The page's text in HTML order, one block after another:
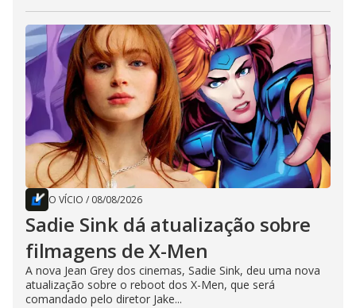
O VÍCIO / 08/08/2026
Sadie Sink dá atualização sobre
filmagens de X-Men
A nova Jean Grey dos cinemas, Sadie Sink, deu uma nova
atualização sobre o reboot dos X-Men, que será
comandado pelo diretor Jake...